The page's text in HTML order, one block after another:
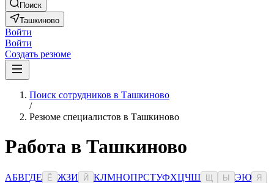
Поиск
Ташкиново
Войти
Войти
Создать резюме
Поиск сотрудников в Ташкиново
/
Резюме специалистов в Ташкиново
Работа в Ташкиново
АБВГДЕ Ё ЖЗИ Й КЛМНОПРСТУФХЦЧШ Ы ЭЮ Я